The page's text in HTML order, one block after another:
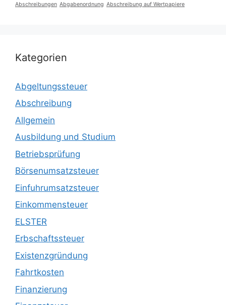
Abschreibungen Abgabenordnung Abschreibung auf Wertpapiere
Kategorien
Abgeltungssteuer
Abschreibung
Allgemein
Ausbildung und Studium
Betriebsprüfung
Börsenumsatzsteuer
Einfuhrumsatzsteuer
Einkommensteuer
ELSTER
Erbschaftssteuer
Existenzgründung
Fahrtkosten
Finanzierung